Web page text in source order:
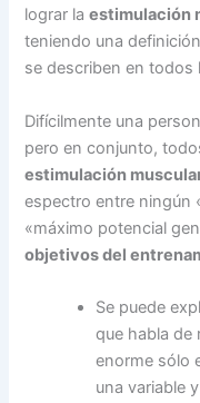
lograr laestimulación
teniendo una
se describen en todos
Difícilmente una
pero en conjunto,
estimulación
espectro entre ningún
«máximo potencial
objetivos del
Se puede
que habla de
enorme sólo
una variable